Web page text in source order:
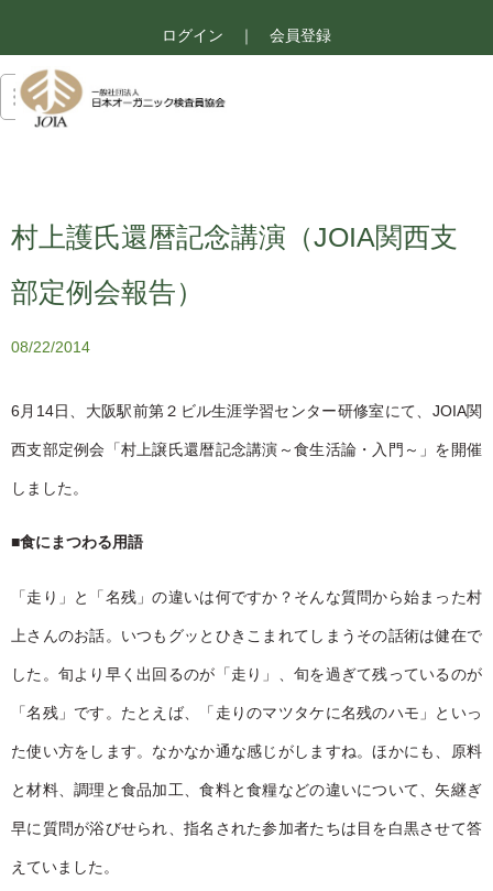
ログイン ｜ 会員登録
村上護氏還暦記念講演（JOIA関西支
部定例会報告）
08/22/2014
6月14日、大阪駅前第２ビル生涯学習センター研修室にて、JOIA関
西支部定例会「村上譲氏還暦記念講演～食生活論・入門～」を開催
しました。
■食にまつわる用語
「走り」と「名残」の違いは何ですか？そんな質問から始まった村
上さんのお話。いつもグッとひきこまれてしまうその話術は健在で
した。旬より早く出回るのが「走り」、旬を過ぎて残っているのが
「名残」です。たとえば、「走りのマツタケに名残のハモ」といっ
た使い方をします。なかなか通な感じがしますね。ほかにも、原料
と材料、調理と食品加工、食料と食糧などの違いについて、矢継ぎ
早に質問が浴びせられ、指名された参加者たちは目を白黒させて答
えていました。